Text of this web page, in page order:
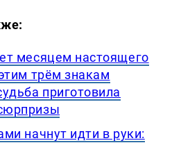
месяцем настоящего
трём знакам
приготовила
начнут идти в руки: